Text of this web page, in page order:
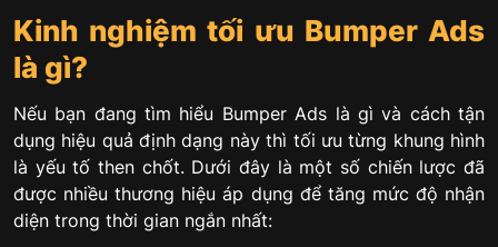
Kinh nghiệm tối ưu Bumper Ads
là gì?
Nếu bạn đang tìm hiểu Bumper Ads là gì và cách tận
dụng hiệu quả định dạng này thì tối ưu từng khung hình
là yếu tố then chốt. Dưới đây là một số chiến lược đã
được nhiều thương hiệu áp dụng để tăng mức độ nhận
diện trong thời gian ngắn nhất: